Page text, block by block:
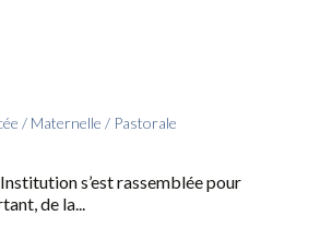
/ Maternelle / Pastorale
s’est rassemblée pour
de la...